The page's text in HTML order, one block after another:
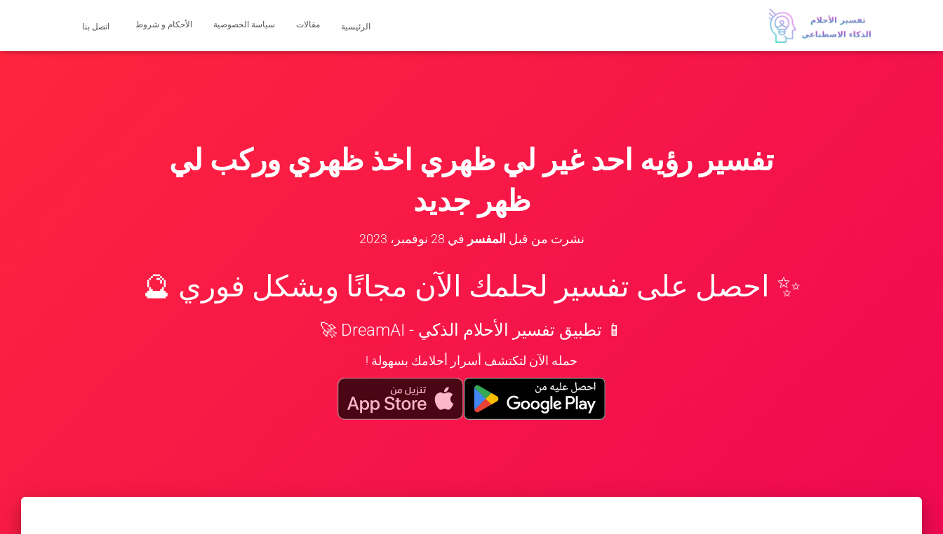
الرئيسية مقالات سياسة الخصوصية الأحكام و شروط اتصل بنا
تفسير رؤيه احد غير لي ظهري اخذ ظهري وركب لي
ظهر جديد
نشرت من قبل المفسر في 28 نوفمبر، 2023
✨ احصل على تفسير لحلمك الآن مجانًا وبشكل فوري 🔮
📱 تطبيق تفسير الأحلام الذكي - DreamAI 🚀
حمله الآن لتكتشف أسرار أحلامك بسهولة !